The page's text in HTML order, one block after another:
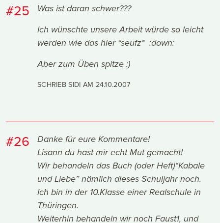
#25
Was ist daran schwer???
Ich wünschte unsere Arbeit würde so leicht
werden wie das hier *seufz* :down:
Aber zum Üben spitze :)
SCHRIEB SIDI AM 24.10.2007
#26
Danke für eure Kommentare!
Lisann du hast mir echt Mut gemacht!
Wir behandeln das Buch (oder Heft)“Kabale
und Liebe” nämlich dieses Schuljahr noch.
Ich bin in der 10.Klasse einer Realschule in
Thüringen.
Weiterhin behandeln wir noch Faust1, und